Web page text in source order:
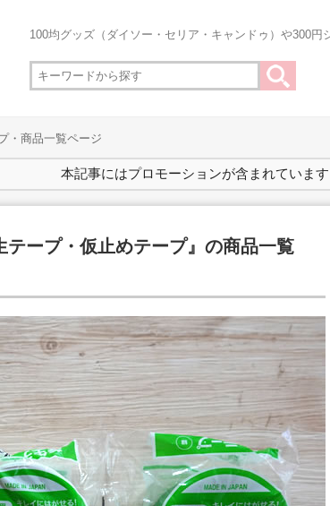
100均グッズ（ダイソー・セリア・キャンドゥ）や300
・商品一覧ページ
本記事にはプロモーションが含まれています
ープ・仮止めテープ』の商品一覧